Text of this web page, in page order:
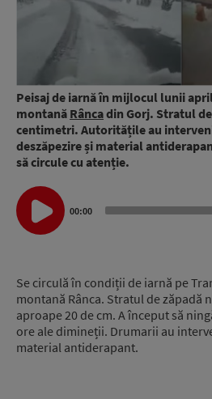
Peisaj de iarnă în mijlocul lunii
montană Râncadin Gorj. Stratul de
centimetri. Autoritățile au
deszăpezire și material
să circule cu atenție.
Audio
Player
00:00
Se circulă în condiții de iarnă pe
montană Rânca. Stratul de zăpadă
aproape 20 de cm. A început să
ore ale dimineții. Drumarii au
material antiderapant.